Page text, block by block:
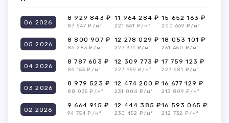
06.2026
8 929 843 ₽
87 547 ₽/м²
11 964 284 ₽
221 561 ₽/м²
15 652 163 ₽
200 669 ₽/м²
05.2026
8 800 907 ₽
86 283 ₽/м²
12 278 029 ₽
227 371 ₽/м²
18 053 101 ₽
231 450 ₽/м²
04.2026
8 787 603 ₽
86 153 ₽/м²
12 309 773 ₽
227 959 ₽/м²
17 759 123 ₽
227 681 ₽/м²
03.2026
8 979 523 ₽
88 035 ₽/м²
12 474 200 ₽
231 004 ₽/м²
16 677 129 ₽
213 809 ₽/м²
02.2026
9 664 915 ₽
94 754 ₽/м²
12 444 385 ₽
230 452 ₽/м²
16 593 065 ₽
212 732 ₽/м²